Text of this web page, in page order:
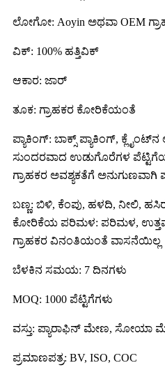
ಲೋಗೋ: Aoyin ಅಥವಾ OEM
ವಿಕ್: 100% ಹತ್ತಿವಿಕ್
ಆಕಾರ: ಜಾರ್
ತೂಕ: ಗ್ರಾಹಕರ ಕೋರಿಕೆಯಂತೆ
ಪ್ಯಾಕಿಂಗ್: ಬಾಕ್ಸ್ ಪ್ಯಾಕಿಂಗ್,
ಸುಂದರವಾದ ಉಡುಗೊರೆಗಳ
ಗ್ರಾಹಕರ ಅವಶ್ಯಕತೆಗೆ ಅನುಗುಣವಾಗಿ
ಬಣ್ಣ: ಬಿಳಿ, ಕೆಂಪು, ಹಳದಿ, ನೀಲಿ,
ಕೋರಿಕೆಯ ಪರಿಮಳ: ಪರಿಮಳ,
ಗ್ರಾಹಕರ ವಿನಂತಿಯಂತೆ ವಾಸನೆಯಿಲ್ಲ
ಬೆಳಕಿನ ಸಮಯ: 7 ದಿನಗಳು
MOQ: 1000 ಪೆಟ್ಟಿಗೆಗಳು
ವಸ್ತು: ಪ್ಯಾರಾಫಿನ್ ಮೇಣ, ಸೋಯಾ
ಪ್ರಮಾಣಪತ್ರ: BV, ISO, COC